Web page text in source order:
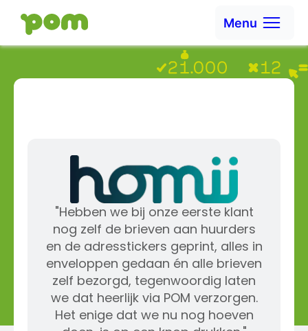
Ga naar Home
Menu
"Hebben we bij onze eerste klant
nog zelf de brieven aan huurders
en de adresstickers geprint, alles in
enveloppen gedaan én alle brieven
zelf bezorgd, tegenwoordig laten
we dat heerlijk via POM verzorgen.
Het enige dat we nu nog hoeven